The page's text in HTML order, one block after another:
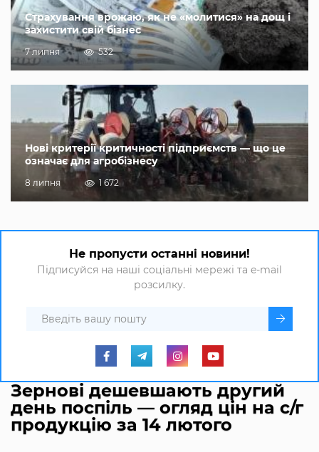
Страхування врожаю, як не «молитися» на дощ і
захистити свій бізнес
7 липня 532
Нові критерії критичності підприємств — що це
означає для агробізнесу
8 липня 1 672
Не пропусти останні новини!
Підписуйся на наші соціальні мережі та e-mail
розсилку.
Зернові дешевшають другий
день поспіль — огляд цін на с/г
продукцію за 14 лютого